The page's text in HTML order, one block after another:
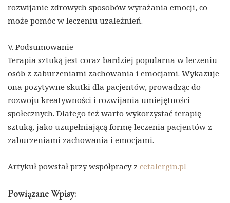
rozwijanie zdrowych sposobów wyrażania emocji, co
może pomóc w leczeniu uzależnień.
V. Podsumowanie
Terapia sztuką jest coraz bardziej popularna w leczeniu
osób z zaburzeniami zachowania i emocjami. Wykazuje
ona pozytywne skutki dla pacjentów, prowadząc do
rozwoju kreatywności i rozwijania umiejętności
społecznych. Dlatego też warto wykorzystać terapię
sztuką, jako uzupełniającą formę leczenia pacjentów z
zaburzeniami zachowania i emocjami.
Artykuł powstał przy współpracy z cetalergin.pl
Powiązane Wpisy: